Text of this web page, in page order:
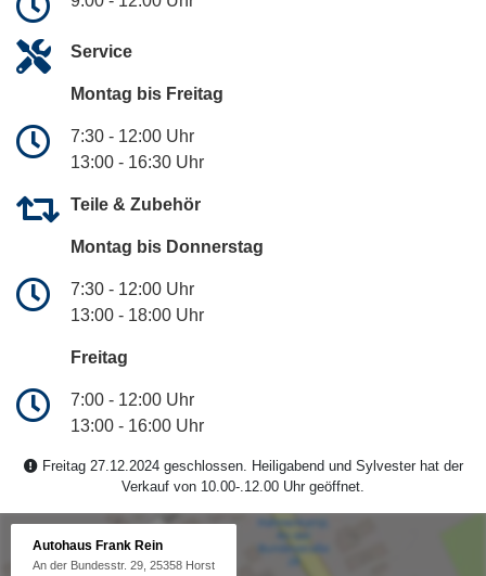
Service
Montag bis Freitag
7:30 - 12:00 Uhr
13:00 - 16:30 Uhr
Teile & Zubehör
Montag bis Donnerstag
7:30 - 12:00 Uhr
13:00 - 18:00 Uhr
Freitag
7:00 - 12:00 Uhr
13:00 - 16:00 Uhr
Freitag 27.12.2024 geschlossen. Heiligabend und Sylvester hat der
Verkauf von 10.00-.12.00 Uhr geöffnet.
Autohaus Frank Rein
An der Bundesstr. 29, 25358 Horst